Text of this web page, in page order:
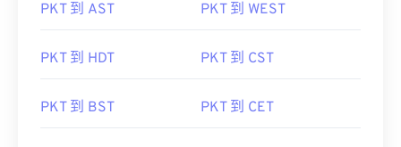
PKT 到 AST PKT 到 WEST
PKT 到 HDT PKT 到 CST
PKT 到 BST PKT 到 CET